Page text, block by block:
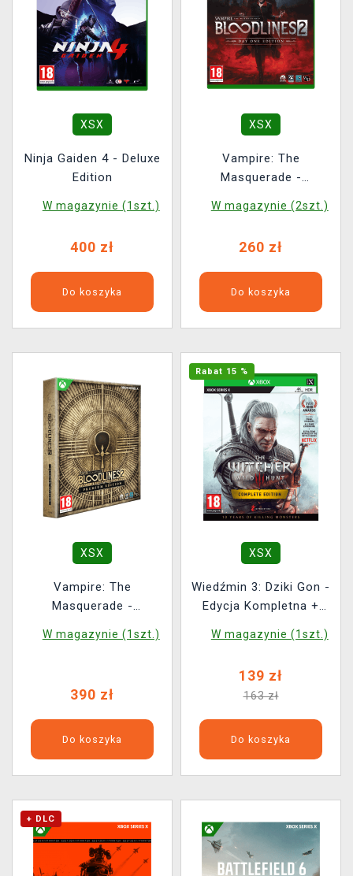
XSX
Ninja Gaiden 4 - Deluxe
Edition
W magazynie (1szt.)
400 zł
Do koszyka
XSX
Vampire: The
Masquerade -
Edition
W magazynie (2szt.)
260 zł
Do koszyka
XSX
Vampire: The
Masquerade -
Edition
W magazynie (1szt.)
390 zł
Do koszyka
Rabat 15 %
XSX
Wiedźmin 3: Dziki Gon -
Edycja Kompletna +
rocznicę
W magazynie (1szt.)
139 zł
163 zł
Do koszyka
+ DLC